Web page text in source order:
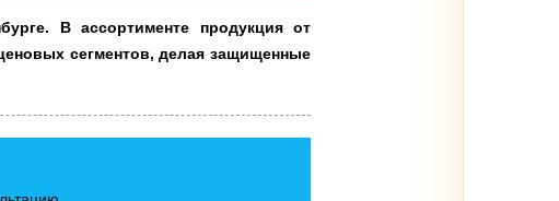
В ассортименте продукция от
сегментов, делая защищенные